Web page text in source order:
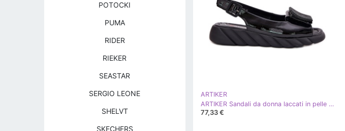
ARTIKER
ARTIKER Sandali da donna laccati in pelle con cuneo con decorazione artker 56c1564 nero
77,33 €
POTOCKI
PUMA
RIDER
RIEKER
SEASTAR
SERGIO LEONE
SHELVT
SKECHERS